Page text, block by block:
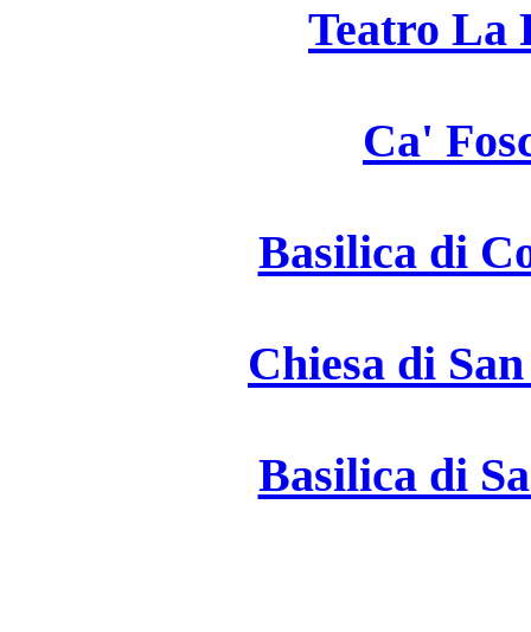
Teatro La
Ca'
Basilica di
Chiesa di
Basilica di